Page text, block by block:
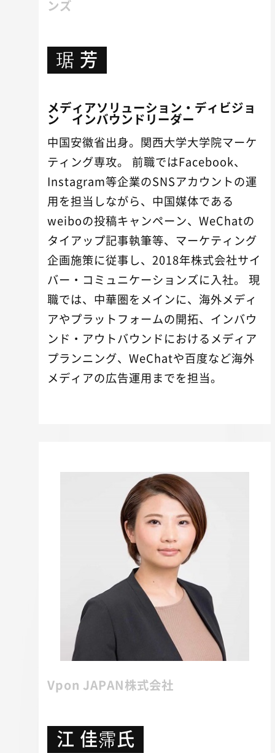
ンズ
琚 芳
メディアソリューション・ディビジョ
ン インバウンドリーダー
中国安徽省出身。関西大学大学院マーケ
ティング専攻。 前職ではFacebook、
Instagram等企業のSNSアカウントの運
用を担当しながら、中国媒体である
weiboの投稿キャンペーン、WeChatの
タイアップ記事執筆等、マーケティング
企画施策に従事し、2018年株式会社サイ
バー・コミュニケーションズに入社。 現
職では、中華圏をメインに、海外メディ
アやプラットフォームの開拓、インバウ
ンド・アウトバウンドにおけるメディア
プランニング、WeChatや百度など海外
メディアの広告運用までを担当。
Vpon JAPAN株式会社
江 佳霈氏